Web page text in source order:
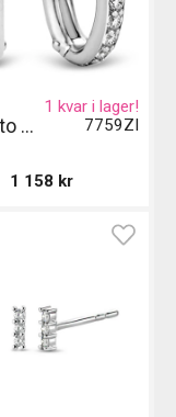
7759ZI
Ti Sento Milano Örhängen
1 kvar i lager!
1 158 kr